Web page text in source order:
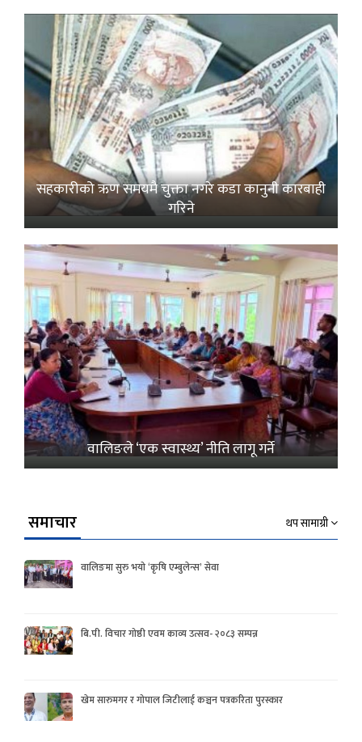
सहकारीको ऋण समयमै चुक्ता नगरे कडा कानुनी कारबाही
गरिने
वालिङले ‘एक स्वास्थ्य’ नीति लागू गर्ने
समाचार थप सामाग्री
वालिङमा सुरु भयो ‘कृषि एम्बुलेन्स’ सेवा
बि.पी. विचार गोष्ठी एवम काव्य उत्सव- २०८३ सम्पन्न
खेम सारुमगर र गोपाल जिटीलाई कञ्चन पत्रकरिता पुरस्कार